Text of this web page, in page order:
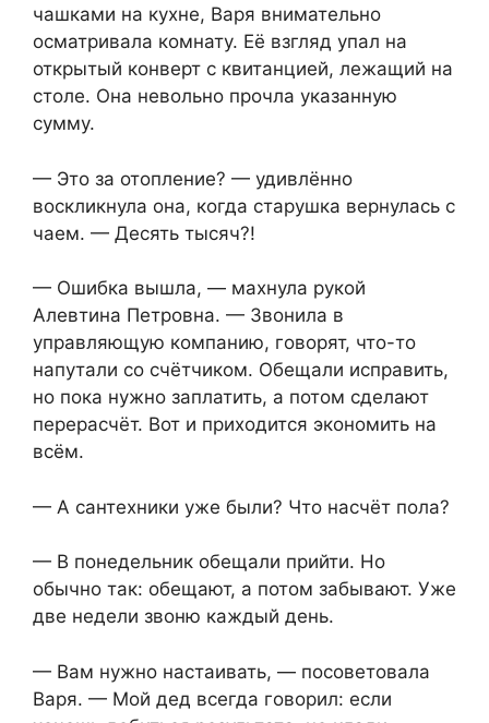
чашками на кухне, Варя внимательно
осматривала комнату. Её взгляд упал на
открытый конверт с квитанцией, лежащий на
столе. Она невольно прочла указанную
сумму.
— Это за отопление? — удивлённо
воскликнула она, когда старушка вернулась с
чаем. — Десять тысяч?!
— Ошибка вышла, — махнула рукой
Алевтина Петровна. — Звонила в
управляющую компанию, говорят, что-то
напутали со счётчиком. Обещали исправить,
но пока нужно заплатить, а потом сделают
перерасчёт. Вот и приходится экономить на
всём.
— А сантехники уже были? Что насчёт пола?
— В понедельник обещали прийти. Но
обычно так: обещают, а потом забывают. Уже
две недели звоню каждый день.
— Вам нужно настаивать, — посоветовала
Варя. — Мой дед всегда говорил: если